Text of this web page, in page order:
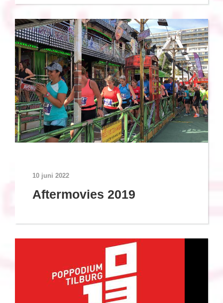
10 juni 2022
Aftermovies 2019